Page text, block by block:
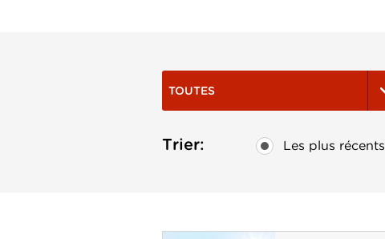
TOUTES
Trier: Les plus récents